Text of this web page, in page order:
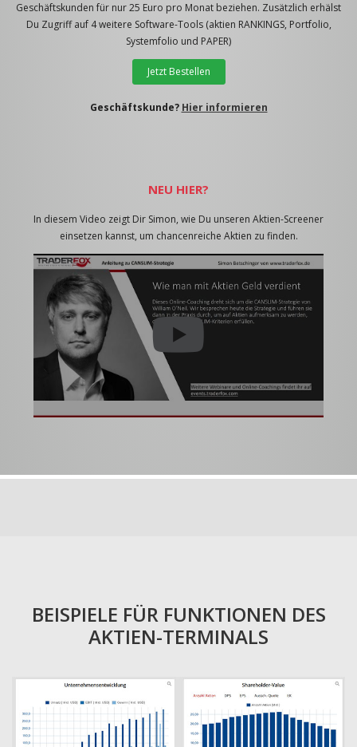
Geschäftskunden für nur 25 Euro pro Monat beziehen. Zusätzlich erhälst
Du Zugriff auf 4 weitere Software-Tools (aktien RANKINGS, Portfolio,
Systemfolio und PAPER)
Jetzt Bestellen
Geschäftskunde? Hier informieren
NEU HIER?
In diesem Video zeigt Dir Simon, wie Du unseren Aktien-Screener
einsetzen kannst, um chancenreiche Aktien zu finden.
BEISPIELE FÜR FUNKTIONEN DES
AKTIEN-TERMINALS